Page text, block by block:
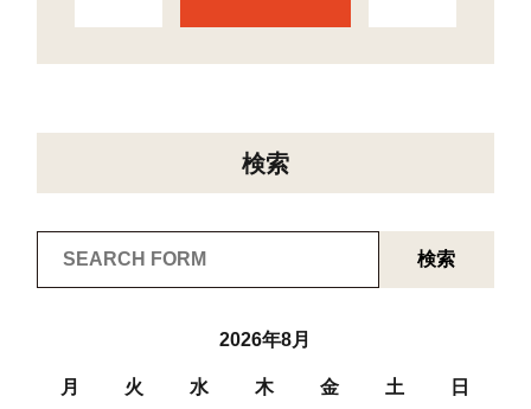
検索
検索
2026年8月
月 火 水 木 金 土 日